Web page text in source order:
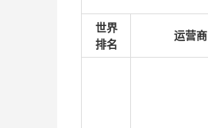
世界
排名
运营商